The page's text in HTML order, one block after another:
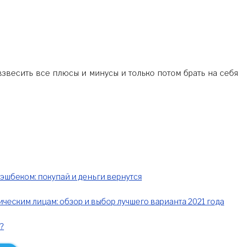
все плюсы и минусы и только потом брать на себя
покупай и деньги вернутся
лицам: обзор и выбор лучшего варианта 2021 года